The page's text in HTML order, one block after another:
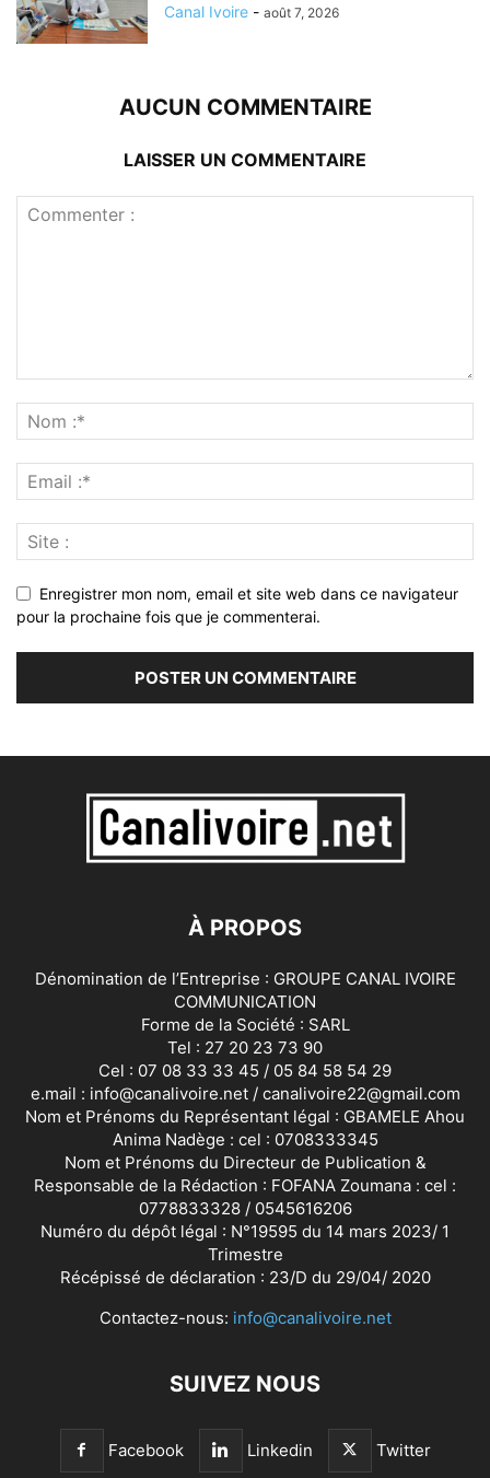
Canal Ivoire - août 7, 2026
AUCUN COMMENTAIRE
LAISSER UN COMMENTAIRE
Enregistrer mon nom, email et site web dans ce navigateur
pour la prochaine fois que je commenterai.
À PROPOS
Dénomination de l’Entreprise : GROUPE CANAL IVOIRE
COMMUNICATION
Forme de la Société : SARL
Tel : 27 20 23 73 90
Cel : 07 08 33 33 45 / 05 84 58 54 29
e.mail : info@canalivoire.net / canalivoire22@gmail.com
Nom et Prénoms du Représentant légal : GBAMELE Ahou
Anima Nadège : cel : 0708333345
Nom et Prénoms du Directeur de Publication &
Responsable de la Rédaction : FOFANA Zoumana : cel :
0778833328 / 0545616206
Numéro du dépôt légal : N°19595 du 14 mars 2023/ 1
Trimestre
Récépissé de déclaration : 23/D du 29/04/ 2020
Contactez-nous: info@canalivoire.net
SUIVEZ NOUS
Facebook Linkedin Twitter